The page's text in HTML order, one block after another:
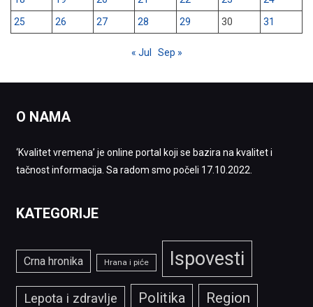
25
26 27 28 29 30 31
« Jul Sep »
O NAMA
‘Kvalitet vremena’ je online portal koji se bazira na kvalitet i
tačnost informacija. Sa radom smo počeli 17.10.2022.
KATEGORIJE
Crna hronika Hrana i piće Ispovesti
Lepota i zdravlje Politika Region